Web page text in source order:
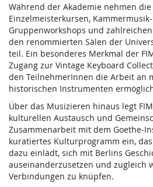
Während der Akademie nehmen
Einzelmeisterkursen,
Gruppenworkshops und
den renommierten Sälen der
teil. Ein besonderes Merkmal der
Zugang zur Vintage Keyboard
den TeilnehmerInnen die Arbeit an
historischen Instrumenten
Über das Musizieren hinaus legt
kulturellen Austausch und
Zusammenarbeit mit dem Goethe-
kuratiertes Kulturprogramm ein,
dazu einlädt, sich mit Berlins
auseinanderzusetzen und zugleich
Verbindungen zu knüpfen.